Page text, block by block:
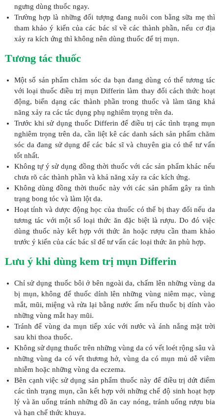
ngưng dùng thuốc ngay.
Trường hợp là những đối tượng đang nuôi con bằng sữa mẹ thì
tham khảo ý kiến của các bác sĩ về các thành phần, nếu cơ địa
xảy ra kích ứng thì không nên dùng thuốc để trị mụn.
Tương tác thuốc
Một số sản phẩm chăm sóc da bạn đang dùng có thể tương tác
với loại thuốc điều trị mụn Differin làm thay đổi cách thức hoạt
động, biến dạng các thành phần trong thuốc và làm tăng khả
năng xảy ra các tác dụng phụ nghiêm trọng trên da.
Trước khi sử dụng thuốc Differin để điều trị các tình trạng mụn
nghiêm trọng trên da, cần liệt kê các danh sách sản phẩm chăm
sóc da đang sử dụng để các bác sĩ và chuyên gia có thể tư vấn
tốt nhất.
Không tự ý sử dụng đồng thời thuốc với các sản phẩm khác nếu
chưa rõ các thành phần và khả năng xảy ra các kích ứng.
Không dùng đồng thời thuốc này với các sản phẩm gây ra tình
trạng bong tóc và làm lột da.
Hoạt tính và dược động học của thuốc có thể bị thay đổi nếu da
tương tác với một số loại thức ăn đặc biệt là rượu. Do đó việc
dùng thuốc này kết hợp với thức ăn hoặc rượu cần tham khảo
trước ý kiến của các bác sĩ để tư vấn các loại thức ăn phù hợp.
Lưu ý khi dùng kem trị mụn Differin
Chỉ sử dụng thuốc bôi ở bên ngoài da, chấm lên những vùng da
bị mụn, không để thuốc dính lên những vùng niêm mạc, vùng
mắt, mũi, miệng và rửa lại bằng nước ấm nếu thuốc bị dính vào
những vùng mắt hay mũi.
Tránh để vùng da mụn tiếp xúc với nước và ánh nắng mặt trời
sau khi thoa thuốc.
Không sử dụng thuốc trên những vùng da có vết loét rộng sâu và
những vùng da có vết thương hở, vùng da có mụn mủ dễ viêm
nhiễm hoặc những vùng da eczema.
Bên cạnh việc sử dụng sản phẩm thuốc này để điều trị dứt điểm
các tình trạng mụn, cần kết hợp với những chế độ sinh hoạt hợp
lý và ăn uống tránh những đồ ăn cay nóng, tránh uống rượu bia
và hạn chế thức khuya.